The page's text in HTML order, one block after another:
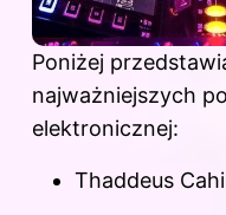
Poniżej
najważniejszych
elektronicznej:
Thaddeus